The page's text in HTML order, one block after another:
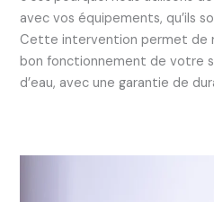
avec vos équipements, qu’ils
Cette intervention permet de
bon fonctionnement de votre
d’eau, avec une garantie de